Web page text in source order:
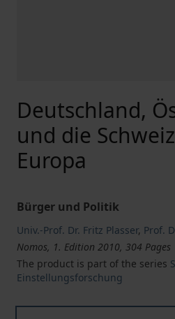
Deutschland,
und die
Europa
Bürger und Politik
Univ.-Prof. Dr. Fritz Plasser, Prof.
Nomos, 1. Edition 2010, 304 Pages
The product is part of the series
Einstellungsforschung